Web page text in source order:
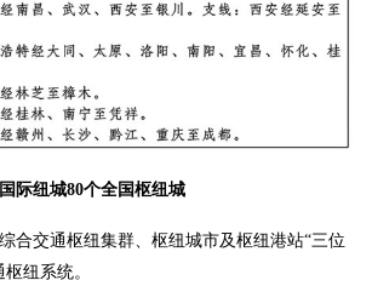
际纽城80个全国枢纽城
合交通枢纽集群、枢纽城市及枢纽港站“三位
纽系统。